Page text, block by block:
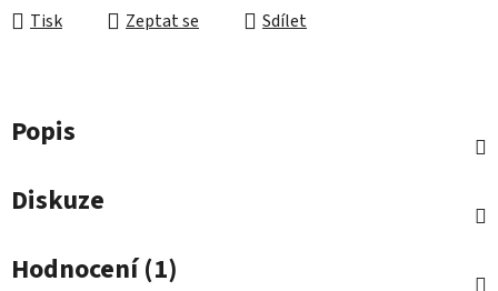
Tisk Zeptat se Sdílet
Popis
Diskuze
Hodnocení (1)